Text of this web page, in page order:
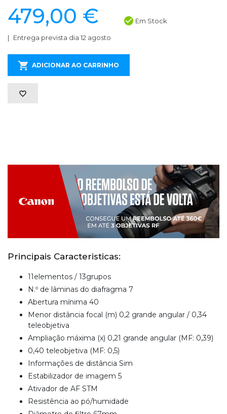
479,00 € Em Stock
Entrega prevista dia 12 agosto
ADICIONAR AO CARRINHO
Principais Caracteristicas:
11elementos / 13grupos
N.º de lâminas do diafragma 7
Abertura mínima 40
Menor distância focal (m) 0,2 grande angular / 0,34
teleobjetiva
Ampliação máxima (x) 0,21 grande angular (MF: 0,39)
0,40 teleobjetiva (MF: 0,5)
Informações de distância Sim
Estabilizador de imagem 5
Ativador de AF STM
Resistência ao pó/humidade